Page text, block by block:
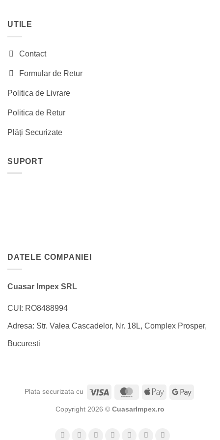
UTILE
Contact
Formular de Retur
Politica de Livrare
Politica de Retur
Plăți Securizate
SUPORT
DATELE COMPANIEI
Cuasar Impex SRL
CUI: RO8488994
Adresa: Str. Valea Cascadelor, Nr. 18L, Complex Prosper,
Bucuresti
Plata securizata cu Visa MasterCardApple
Google
Copyright 2026 © CuasarImpex.ro